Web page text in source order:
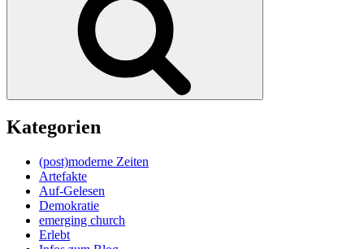
Kategorien
(post)moderne Zeiten
Artefakte
Auf-Gelesen
Demokratie
emerging church
Erlebt